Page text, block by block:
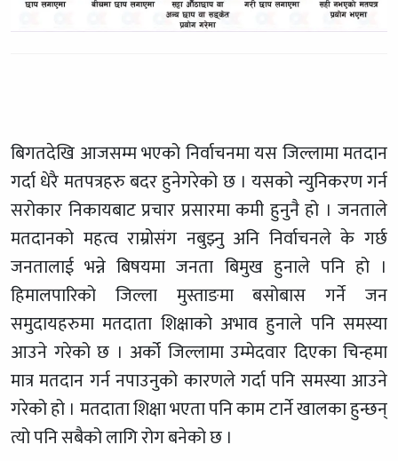
बिगतदेखि आजसम्म भएको निर्वाचनमा यस जिल्लामा मतदान
गर्दा धेरै मतपत्रहरु बदर हुनेगरेको छ । यसको न्युनिकरण गर्न
सरोकार निकायबाट प्रचार प्रसारमा कमी हुनुनै हो । जनताले
मतदानको महत्व राम्रोसंग नबुझ्नु अनि निर्वाचनले के गर्छ
जनतालाई भन्ने बिषयमा जनता बिमुख हुनाले पनि हो ।
हिमालपारिको जिल्ला मुस्ताङमा बसोबास गर्ने जन
समुदायहरुमा मतदाता शिक्षाको अभाव हुनाले पनि समस्या
आउने गरेको छ । अर्को जिल्लामा उम्मेदवार दिएका चिन्हमा
मात्र मतदान गर्न नपाउनुको कारणले गर्दा पनि समस्या आउने
गरेको हो । मतदाता शिक्षा भएता पनि काम टार्ने खालका हुन्छन्
त्यो पनि सबैको लागि रोग बनेको छ ।